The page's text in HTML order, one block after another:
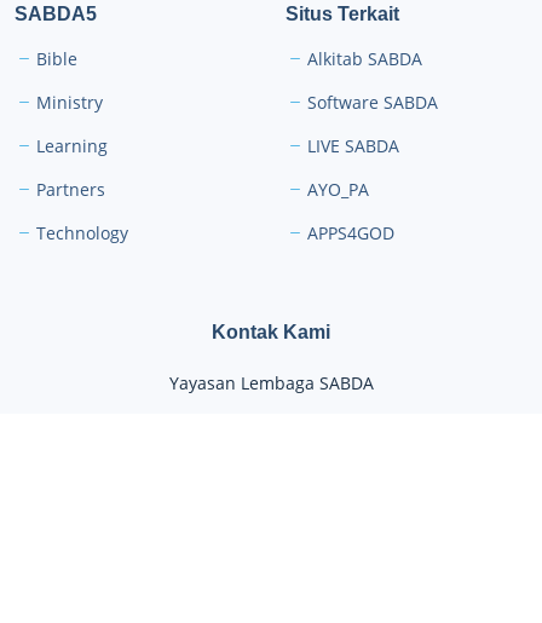
SABDA5
Bible
Ministry
Learning
Partners
Technology
Situs Terkait
Alkitab SABDA
Software SABDA
LIVE SABDA
AYO_PA
APPS4GOD
Kontak Kami
Yayasan Lembaga SABDA